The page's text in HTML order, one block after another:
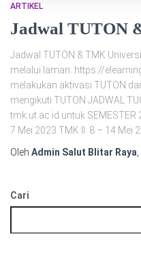
ARTIKEL
Jadwal TUTON
Jadwal TUTON & TMK
melalui laman: https://
melakukan aktivasi TUTON
mengikuti TUTON JADWAL
tmk.ut.ac.id untuk
7 Mei 2023 TMK II: 8 – 14 Mei
Oleh Admin Salut Blitar Raya
Cari